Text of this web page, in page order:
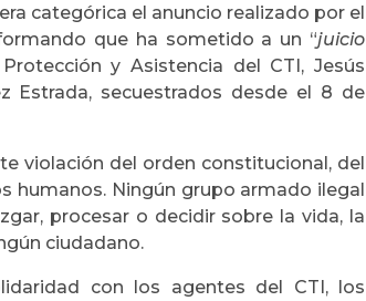
categórica el anuncio realizado por el
que ha sometido a un “juicio
y Asistencia del CTI, Jesús
Estrada, secuestrados desde el 8 de
violación del orden constitucional, del
humanos. Ningún grupo armado ilegal
procesar o decidir sobre la vida, la
ciudadano.
con los agentes del CTI, los